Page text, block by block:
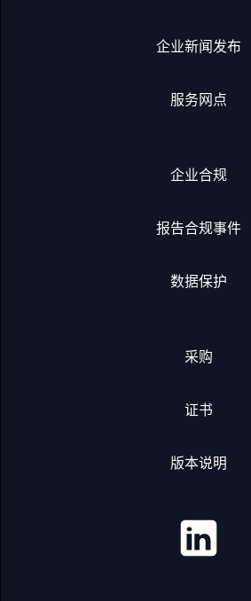
企业新闻发布
服务网点
企业合规
报告合规事件
数据保护
采购
证书
版本说明